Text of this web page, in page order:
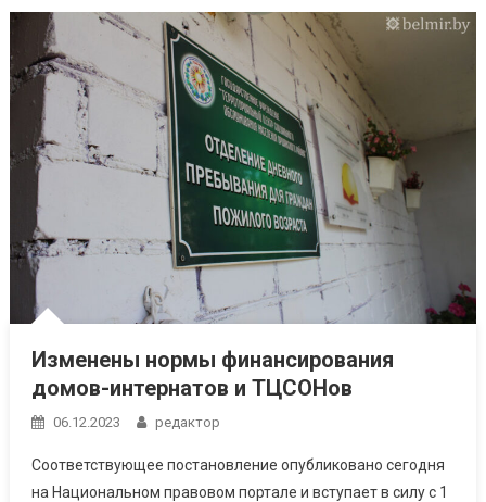
Изменены нормы финансирования
домов-интернатов и ТЦСОНов
06.12.2023 редактор
Соответствующее постановление опубликовано сегодня
на Национальном правовом портале и вступает в силу c 1